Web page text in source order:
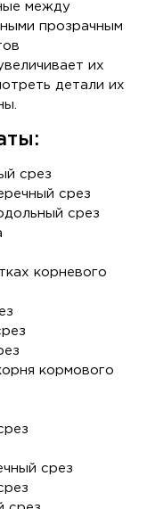
между
прозрачным
их
детали их
срез
срез
срез
корневого
кормового
срез